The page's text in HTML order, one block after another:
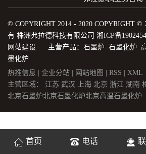
© COPYRIGHT 2014 - 2020 COPYRIGHT
有 株洲弗拉德科技有限公司 湘ICP备
网站建设
主营产品：石墨炉 石墨化炉
墨化炉
热推信息
企业分站 网站地图 RSS
XML
主营区域： 江苏 武汉 上海 北京 浙江 湖南
北京石墨炉北京石墨化炉北京高温石墨化炉
首页 电话